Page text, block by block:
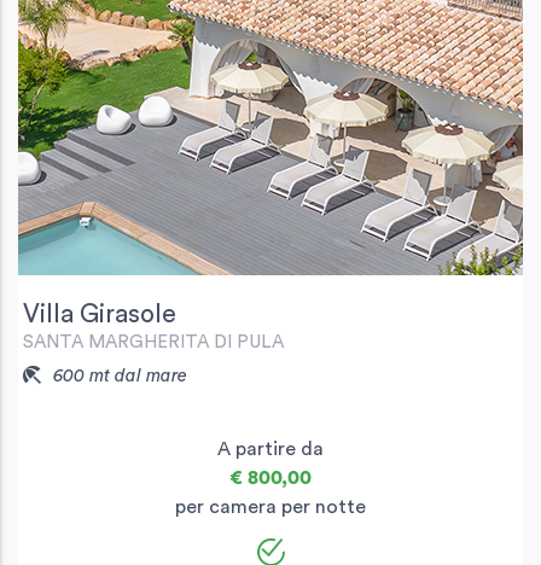
Villa Girasole
SANTA MARGHERITA DI PULA
600 mt dal mare
A partire da
€ 800,00
per camera per notte